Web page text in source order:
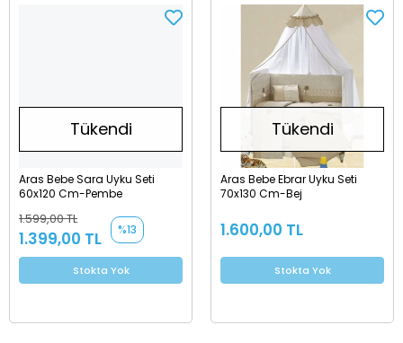
Tükendi
Aras Bebe Sara Uyku Seti
60x120 Cm-Pembe
1.599,00 TL
1.399,00 TL %13
Stokta Yok
Tükendi
Aras Bebe Ebrar Uyku Seti
70x130 Cm-Bej
1.600,00 TL
Stokta Yok